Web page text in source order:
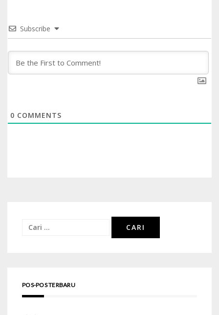
Subscribe
0 COMMENTS
Cari
POS-POS TERBARU